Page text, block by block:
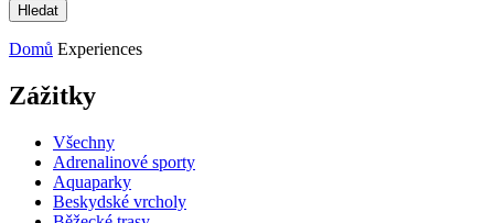
Domů Experiences
Zážitky
Všechny
Adrenalinové sporty
Aquaparky
Beskydské vrcholy